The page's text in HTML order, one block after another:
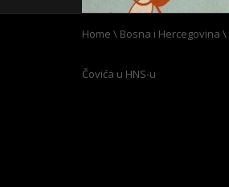
Home \ Bosna i Hercegovina \
Čovića u HNS-u